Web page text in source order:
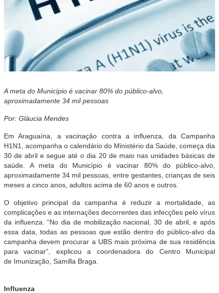
A meta do Município é vacinar 80% do público-alvo,
aproximadamente 34 mil pessoas
Por: Gláucia Mendes
Em Araguaína, a vacinação contra a influenza, da Campanha
H1N1, acompanha o calendário do Ministério da Saúde, começa dia
30 de abril e segue até o dia 20 de maio nas unidades básicas de
saúde. A meta do Município é vacinar 80% do público-alvo,
aproximadamente 34 mil pessoas, entre gestantes, crianças de seis
meses a cinco anos, adultos acima de 60 anos e outros.
O objetivo principal da campanha é reduzir a mortalidade, as
complicações e as internações decorrentes das infecções pelo vírus
da influenza. “No dia de mobilização nacional, 30 de abril, e após
essa data, todas as pessoas que estão dentro do público-alvo da
campanha devem procurar a UBS mais próxima de sua residência
para vacinar”, explicou a coordenadora do Centro Municipal
de Imunização, Samilla Braga.
Influenza